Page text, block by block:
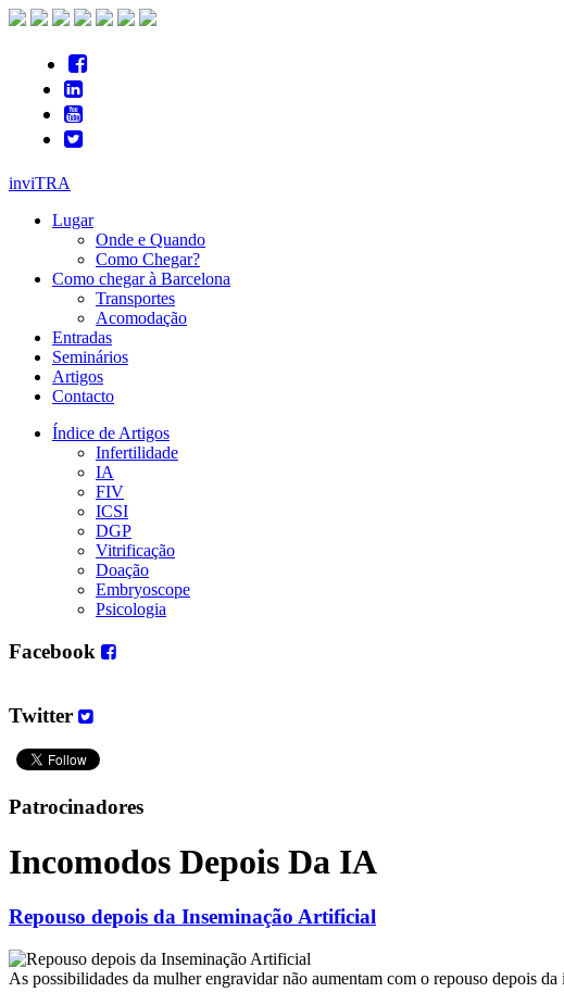
inviTRA
Lugar
Onde e Quando
Como Chegar?
Como chegar à Barcelona
Transportes
Acomodação
Entradas
Seminários
Artigos
Contacto
Índice de Artigos
Infertilidade
IA
FIV
ICSI
DGP
Vitrificação
Doação
Embryoscope
Psicologia
Facebook
Twitter
Patrocinadores
Incomodos Depois Da IA
Repouso depois da Inseminação Artificial
As possibilidades da mulher engravidar não aumentam com o repouso depois